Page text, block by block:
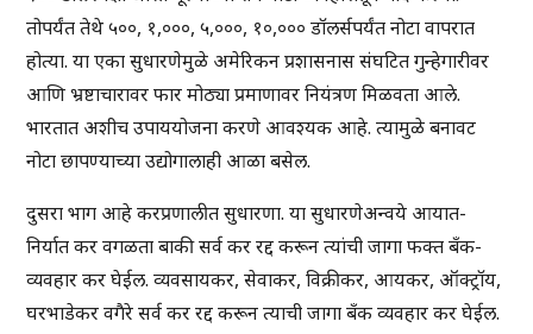
तोपर्यंत तेथे ५००, १,०००, ५,०००, १०,००० डॉलर्सपर्यंत नोटा वापरात
होत्या. या एका सुधारणेमुळे अमेरिकन प्रशासनास संघटित गुन्हेगारीवर
आणि भ्रष्टाचारावर फार मोठ्या प्रमाणावर नियंत्रण मिळवता आले.
भारतात अशीच उपाययोजना करणे आवश्यक आहे. त्यामुळे बनावट
नोटा छापण्याच्या उद्योगालाही आळा बसेल.
दुसरा भाग आहे करप्रणालीत सुधारणा. या सुधारणेअन्वये आयात-
निर्यात कर वगळता बाकी सर्व कर रद्द करून त्यांची जागा फक्त बँक-
व्यवहार कर घेईल. व्यवसायकर, सेवाकर, विक्रीकर, आयकर, ऑक्ट्रॉय,
घरभाडेकर वगैरे सर्व कर रद्द करून त्याची जागा बँक व्यवहार कर घेईल.